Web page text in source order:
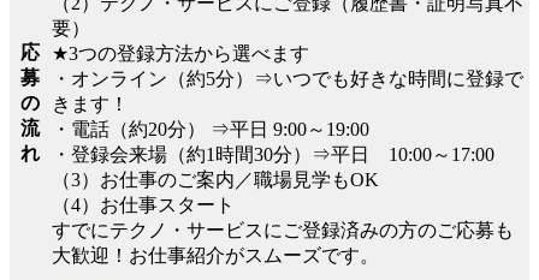
応
募
の
流
れ
要）
★3つの登録方法から選べます
・オンライン（約5分）⇒いつでも好きな時間に登録で
きます！
・電話（約20分） ⇒平日 9:00～19:00
・登録会来場（約1時間30分）⇒平日 10:00～17:00
（3）お仕事のご案内／職場見学もOK
（4）お仕事スタート
すでにテクノ・サービスにご登録済みの方のご応募も
大歓迎！お仕事紹介がスムーズです。